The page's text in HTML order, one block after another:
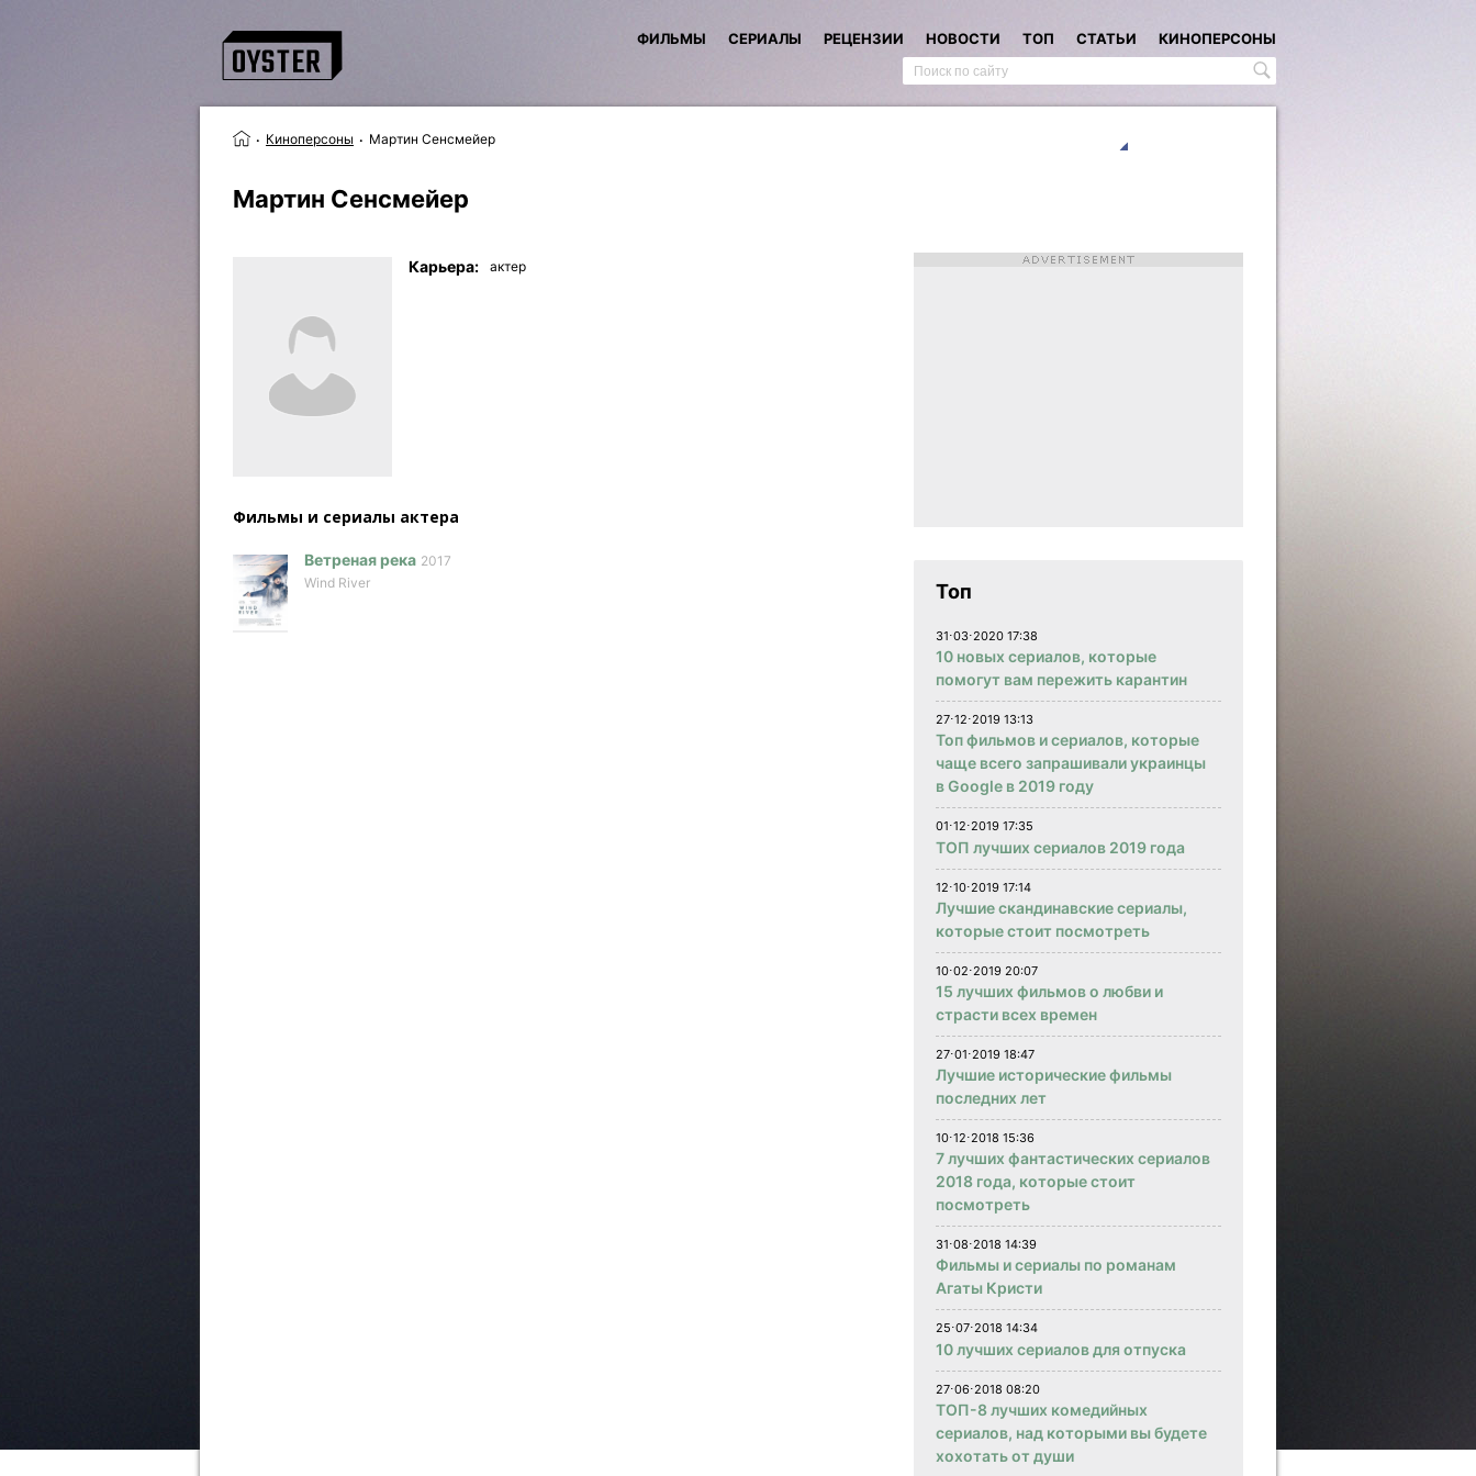
ФИЛЬМЫ СЕРИАЛЫ РЕЦЕНЗИИ НОВОСТИ ТОП СТАТЬИ КИНОПЕРСОНЫ
Киноперсоны Мартин Сенсмейер
Мартин Сенсмейер
Карьера: актер
Фильмы и сериалы актера
Ветреная река 2017
Wind River
Топ
31⋅03⋅2020 17:38
10 новых сериалов, которые
помогут вам пережить карантин
27⋅12⋅2019 13:13
Топ фильмов и сериалов, которые
чаще всего запрашивали украинцы
в Google в 2019 году
01⋅12⋅2019 17:35
ТОП лучших сериалов 2019 года
12⋅10⋅2019 17:14
Лучшие скандинавские сериалы,
которые стоит посмотреть
10⋅02⋅2019 20:07
15 лучших фильмов о любви и
страсти всех времен
27⋅01⋅2019 18:47
Лучшие исторические фильмы
последних лет
10⋅12⋅2018 15:36
7 лучших фантастических сериалов
2018 года, которые стоит
посмотреть
31⋅08⋅2018 14:39
Фильмы и сериалы по романам
Агаты Кристи
25⋅07⋅2018 14:34
10 лучших сериалов для отпуска
27⋅06⋅2018 08:20
ТОП-8 лучших комедийных
сериалов, над которыми вы будете
хохотать от души